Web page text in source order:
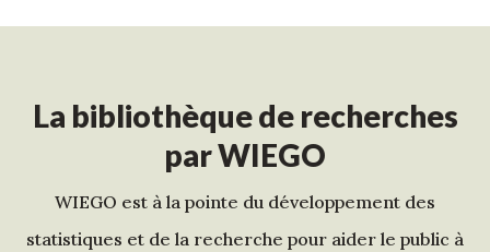
La bibliothèque de recherches
par WIEGO
WIEGO est à la pointe du développement des
statistiques et de la recherche pour aider le public à